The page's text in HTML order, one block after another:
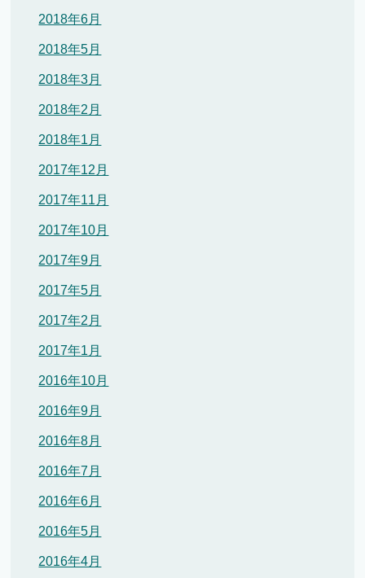
2018年6月
2018年5月
2018年3月
2018年2月
2018年1月
2017年12月
2017年11月
2017年10月
2017年9月
2017年5月
2017年2月
2017年1月
2016年10月
2016年9月
2016年8月
2016年7月
2016年6月
2016年5月
2016年4月